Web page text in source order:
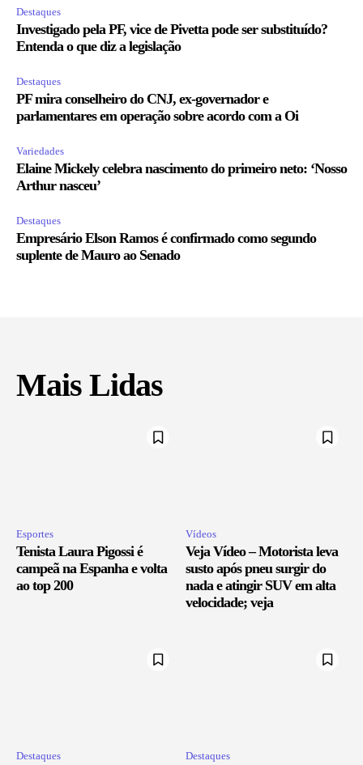
Destaques
Investigado pela PF, vice de Pivetta pode ser substituído?
Entenda o que diz a legislação
Destaques
PF mira conselheiro do CNJ, ex-governador e
parlamentares em operação sobre acordo com a Oi
Variedades
Elaine Mickely celebra nascimento do primeiro neto: ‘Nosso
Arthur nasceu’
Destaques
Empresário Elson Ramos é confirmado como segundo
suplente de Mauro ao Senado
Mais Lidas
Esportes
Tenista Laura Pigossi é
campeã na Espanha e volta
ao top 200
Vídeos
Veja Vídeo – Motorista leva
susto após pneu surgir do
nada e atingir SUV em alta
velocidade; veja
Destaques Destaques